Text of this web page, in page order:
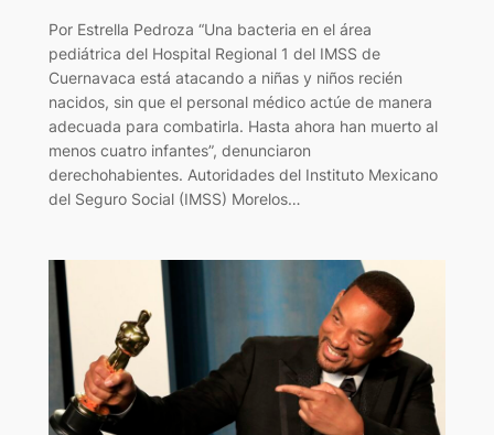
Por Estrella Pedroza “Una bacteria en el área
pediátrica del Hospital Regional 1 del IMSS de
Cuernavaca está atacando a niñas y niños recién
nacidos, sin que el personal médico actúe de manera
adecuada para combatirla. Hasta ahora han muerto al
menos cuatro infantes”, denunciaron
derechohabientes. Autoridades del Instituto Mexicano
del Seguro Social (IMSS) Morelos…